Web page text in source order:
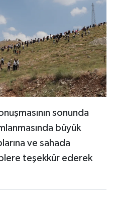
sonunda
büyük
ve sahada
teşekkür ederek